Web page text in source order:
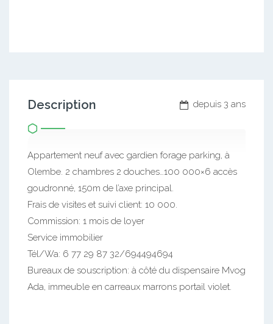
depuis 3 ans
Description
Appartement neuf avec gardien forage parking, à
Olembe. 2 chambres 2 douches…100 000×6 accès
goudronné, 150m de l’axe principal.
Frais de visites et suivi client: 10 000.
Commission: 1 mois de loyer
Service immobilier
Tél/Wa: 6 77 29 87 32/694494694
Bureaux de souscription: à côté du dispensaire Mvog
Ada, immeuble en carreaux marrons portail violet.